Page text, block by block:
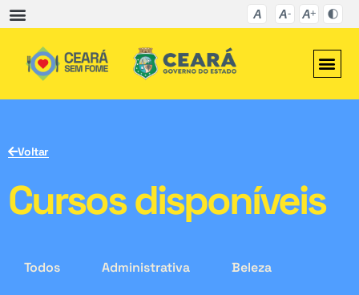
Voltar
Cursos disponíveis
Todos Administrativa Beleza